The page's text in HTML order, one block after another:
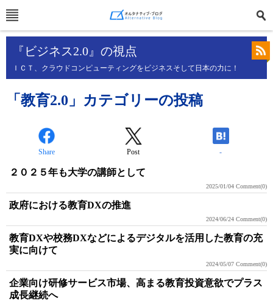
『ビジネス2.0』の視点
ＩＣＴ、クラウドコンピューティングをビジネスそして日本の力に！
「教育2.0」カテゴリーの投稿
Share Post -
２０２５年も大学の講師として
2025/01/04 Comment(0)
政府における教育DXの推進
2024/06/24 Comment(0)
教育DXや校務DXなどによるデジタルを活用した教育の充
実に向けて
2024/05/07 Comment(0)
企業向け研修サービス市場、高まる教育投資意欲でプラス
成長継続へ